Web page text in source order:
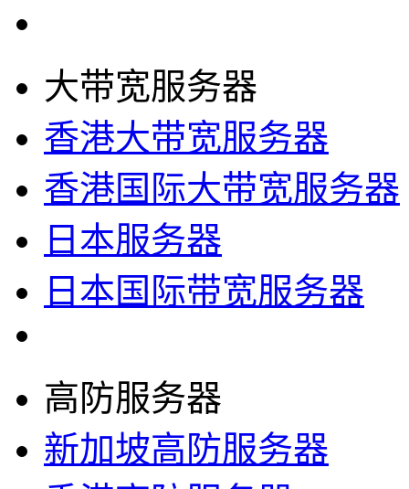
大带宽服务器
香港大带宽服务器
香港国际大带宽服务器
日本服务器
日本国际带宽服务器
高防服务器
新加坡高防服务器